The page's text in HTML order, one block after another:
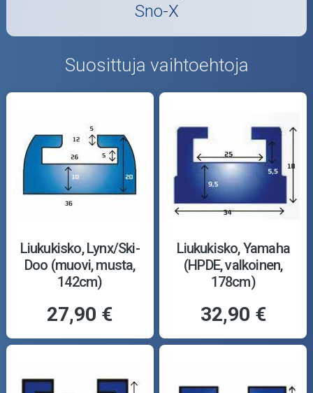
Sno-X
Suosittuja vaihtoehtoja
Liukukisko, Lynx/Ski-
Doo (muovi, musta,
142cm)
27,90 €
Liukukisko, Yamaha
(HPDE, valkoinen,
178cm)
32,90 €